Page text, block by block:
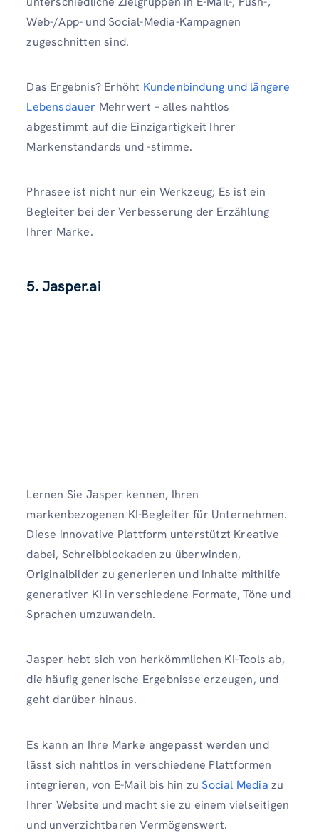
Web-/App- und Social-Media-Kampagnen
zugeschnitten sind.
Das Ergebnis? Erhöht Kundenbindung und längere
Lebensdauer Mehrwert – alles nahtlos
abgestimmt auf die Einzigartigkeit Ihrer
Markenstandards und -stimme.
Phrasee ist nicht nur ein Werkzeug; Es ist ein
Begleiter bei der Verbesserung der Erzählung
Ihrer Marke.
5. Jasper.ai
Lernen Sie Jasper kennen, Ihren
markenbezogenen KI-Begleiter für Unternehmen.
Diese innovative Plattform unterstützt Kreative
dabei, Schreibblockaden zu überwinden,
Originalbilder zu generieren und Inhalte mithilfe
generativer KI in verschiedene Formate, Töne und
Sprachen umzuwandeln.
Jasper hebt sich von herkömmlichen KI-Tools ab,
die häufig generische Ergebnisse erzeugen, und
geht darüber hinaus.
Es kann an Ihre Marke angepasst werden und
lässt sich nahtlos in verschiedene Plattformen
integrieren, von E-Mail bis hin zuSocial Media zu
Ihrer Website und macht sie zu einem vielseitigen
und unverzichtbaren Vermögenswert.